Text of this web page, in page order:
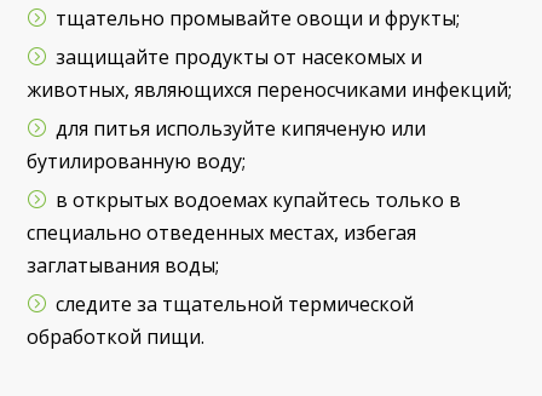
тщательно промывайте овощи и фрукты;
защищайте продукты от насекомых и
животных, являющихся переносчиками инфекций;
для питья используйте кипяченую или
бутилированную воду;
в открытых водоемах купайтесь только в
специально отведенных местах, избегая
заглатывания воды;
следите за тщательной термической
обработкой пищи.